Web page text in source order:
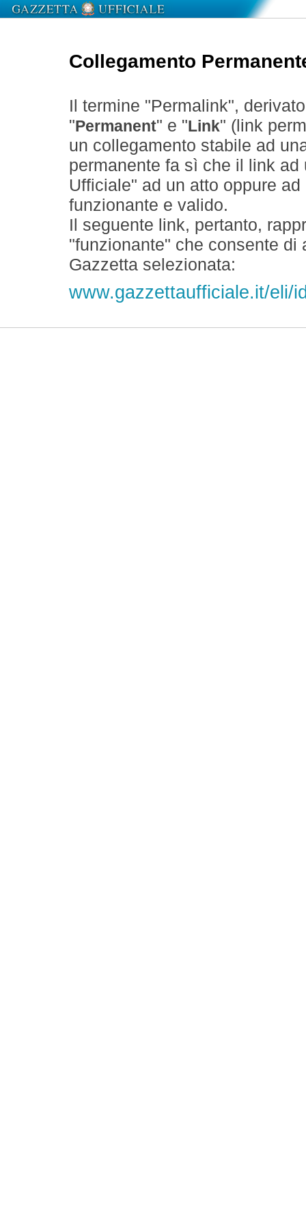
Collegamento
Il termine "Permalink",
" Permanent" e " Link" (link
un collegamento stabile ad
permanente fa sì che il link
Ufficiale" ad un atto oppure
funzionante e valido.
Il seguente link, pertanto,
"funzionante" che consente
Gazzetta selezionata:
www.gazzettaufficiale.it/eli/